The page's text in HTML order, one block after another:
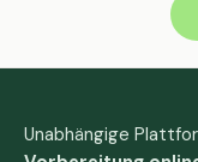
Unabhängige